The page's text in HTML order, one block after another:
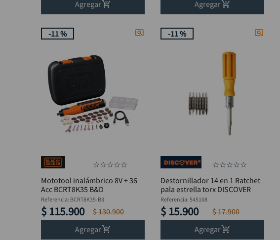
Agregar
Agregar
-11 %
☆☆☆☆☆
Mototool inalámbrico 8V + 36
Acc BCRT8K35 B&D
Referencia: BCRT8K35-B3
$ 115.900 $130.900
Agregar
-11 %
☆☆☆☆☆
Destornillador 14 en 1 Ratchet
pala estrella torx DISCOVER
Referencia:545108
$ 15.900 $17.900
Agregar